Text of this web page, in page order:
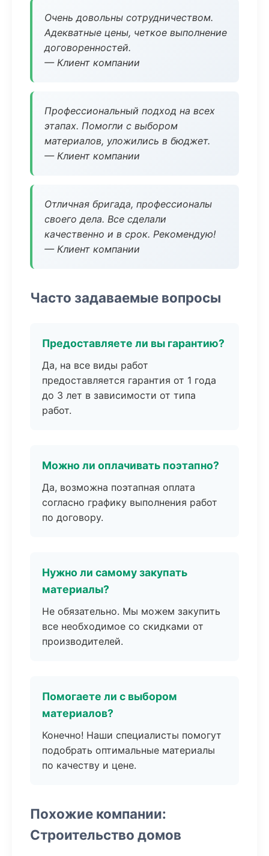
Очень довольны сотрудничеством.
Адекватные цены, четкое выполнение
договоренностей.
— Клиент компании
Профессиональный подход на всех
этапах. Помогли с выбором
материалов, уложились в бюджет.
— Клиент компании
Отличная бригада, профессионалы
своего дела. Все сделали
качественно и в срок. Рекомендую!
— Клиент компании
Часто задаваемые вопросы
Предоставляете ли вы гарантию?
Да, на все виды работ
предоставляется гарантия от 1 года
до 3 лет в зависимости от типа
работ.
Можно ли оплачивать поэтапно?
Да, возможна поэтапная оплата
согласно графику выполнения работ
по договору.
Нужно ли самому закупать
материалы?
Не обязательно. Мы можем закупить
все необходимое со скидками от
производителей.
Помогаете ли с выбором
материалов?
Конечно! Наши специалисты помогут
подобрать оптимальные материалы
по качеству и цене.
Похожие компании:
Строительство домов